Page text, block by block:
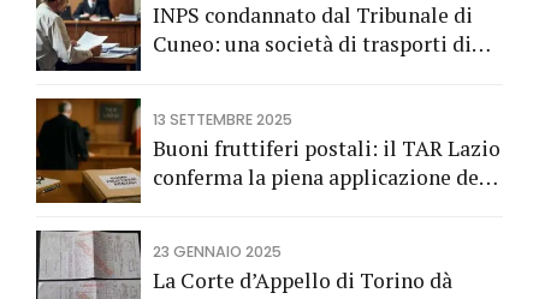
INPS condannato dal Tribunale di
Cuneo: una società di trasporti di
13 SETTEMBRE 2025
Buoni fruttiferi postali: il TAR Lazio
conferma la piena applicazione del
fruttiferi postali.
23 GENNAIO 2025
La Corte d’Appello di Torino dà